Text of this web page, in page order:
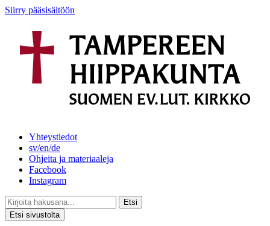
Siirry pääsisältöön
Yhteystiedot
sv/en/de
Ohjeita ja materiaaleja
Facebook
Instagram
Etsi
Etsi sivustolta